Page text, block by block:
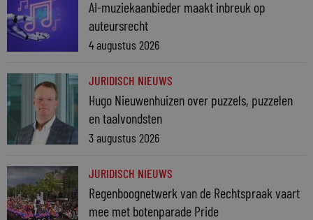
AI-muziekaanbieder maakt inbreuk op
auteursrecht
4 augustus 2026
JURIDISCH NIEUWS
Hugo Nieuwenhuizen over puzzels, puzzelen
en taalvondsten
3 augustus 2026
JURIDISCH NIEUWS
Regenboognetwerk van de Rechtspraak vaart
mee met botenparade Pride